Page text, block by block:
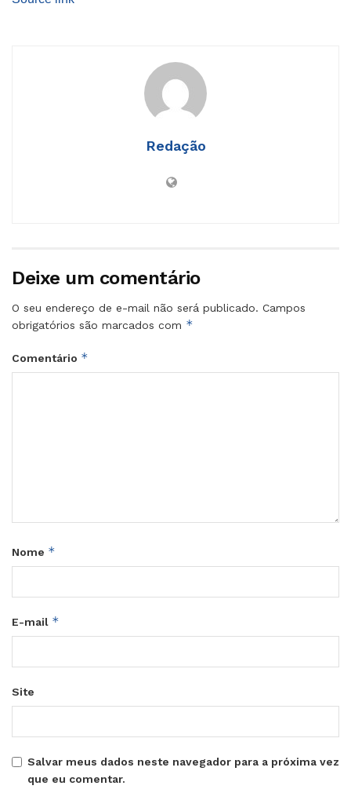
Redação
Deixe um comentário
O seu endereço de e-mail não será publicado. Campos
obrigatórios são marcados com *
Comentário *
Nome *
E-mail *
Site
Salvar meus dados neste navegador para a próxima vez
que eu comentar.